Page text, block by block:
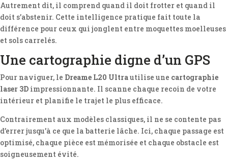
Autrement dit, il comprend quand il doit frotter et quand il
doit s’abstenir. Cette intelligence pratique fait toute la
différence pour ceux qui jonglent entre moquettes moelleuses
et sols carrelés.
Une cartographie digne d’un GPS
Pour naviguer, le Dreame L20 Ultrautilise une cartographie
laser 3D impressionnante. Il scanne chaque recoin de votre
intérieur et planifie le trajet le plus efficace.
Contrairement aux modèles classiques, il ne se contente pas
d’errer jusqu’à ce que la batterie lâche. Ici, chaque passage est
optimisé, chaque pièce est mémorisée et chaque obstacle est
soigneusement évité.